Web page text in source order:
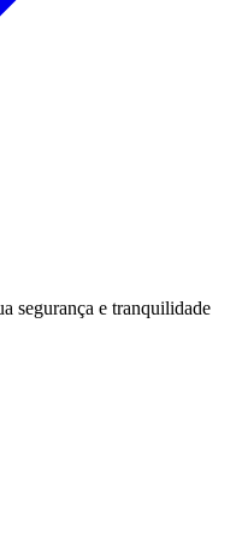
segurança e tranquilidade